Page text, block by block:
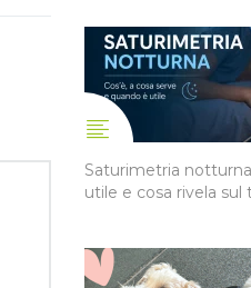
Saturimetria
utile e cosa rivela sul